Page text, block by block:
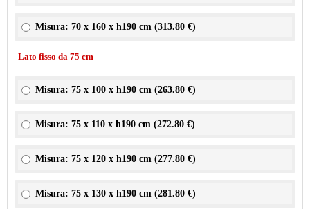
Misura: 70 x 160 x h190 cm (313.80 €)
Lato fisso da 75 cm
Misura: 75 x 100 x h190 cm (263.80 €)
Misura: 75 x 110 x h190 cm (272.80 €)
Misura: 75 x 120 x h190 cm (277.80 €)
Misura: 75 x 130 x h190 cm (281.80 €)